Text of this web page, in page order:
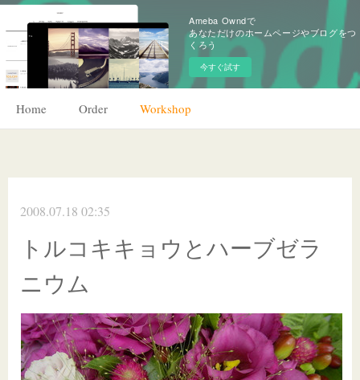
Ameba Owndで
あなただけのホームページやブログをつ
くろう
今すぐ試す
Home Order Workshop
2008.07.18 02:35
トルコキキョウとハーブゼラ
ニウム